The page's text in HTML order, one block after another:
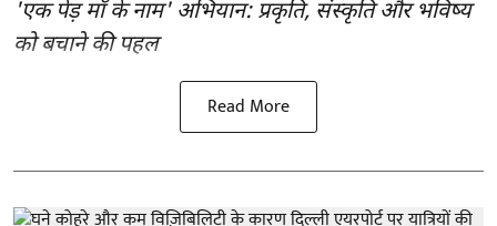
'एक पेड़ माँ के नाम' अभियान: प्रकृति, संस्कृति और भविष्य
को बचाने की पहल
Read More